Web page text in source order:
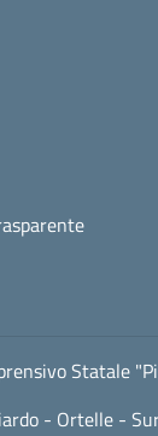
Statale
- Ortelle -